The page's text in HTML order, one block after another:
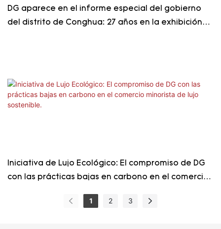
DG aparece en el informe especial del gobierno
del distrito de Conghua: 27 años en la exhibición
Iniciativa de Lujo Ecológico: El compromiso de DG
con las prácticas bajas en carbono en el comercio
1 2 3